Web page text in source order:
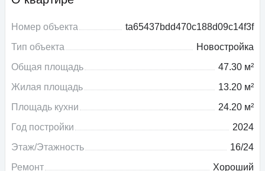
Номер объекта
ta65437bdd470c188d09c14f3f
Тип объекта
Новостройка
Общая площадь
47.30 м²
Жилая площадь
13.20 м²
Площадь кухни
24.20 м²
Год постройки
2024
Этаж/Этажность
16/24
Ремонт
Хороший